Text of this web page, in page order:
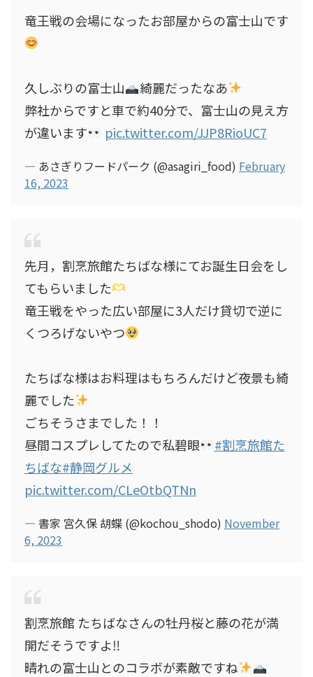
竜王戦の会場になったお部屋からの富士山です
久しぶりの富士山
綺麗だったなあ
弊社からですと車で約40分で、富士山の見え方
が違います
pic.twitter.com/JJP8RioUC7
— あさぎりフードパーク (@asagiri_food) February
16, 2023
先月，割烹旅館たちばな様にてお誕生日会をし
てもらいました
竜王戦をやった広い部屋に3人だけ貸切で逆に
くつろげないやつ
たちばな様はお料理はもちろんだけど夜景も綺
麗でした
ごちそうさまでした！！
昼間コスプレしてたので私碧眼
#割烹旅館た
ちばな#静岡グルメ
pic.twitter.com/CLeOtbQTNn
— 書家 宮久保 胡蝶 (@kochou_shodo) November
6, 2023
割烹旅館 たちばなさんの牡丹桜と藤の花が満
開だそうですよ‼︎
晴れの富士山とのコラボが素敵ですね